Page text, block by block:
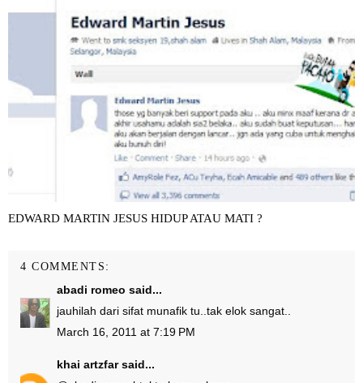
EDWARD MARTIN JESUS HIDUP ATAU MATI ?
4 COMMENTS:
abadi romeo said...
jauhilah dari sifat munafik tu..tak elok sangat..
March 16, 2011 at 7:19 PM
khai artzfarsaid...